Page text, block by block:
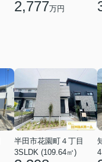
2,777万円
半田市花園町４丁目
3SLDK (109.64㎡)